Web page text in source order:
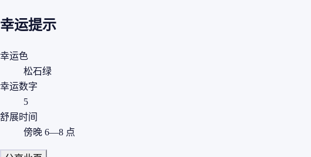
幸运提示
幸运色
松石绿
幸运数字
5
舒展时间
傍晚 6—8 点